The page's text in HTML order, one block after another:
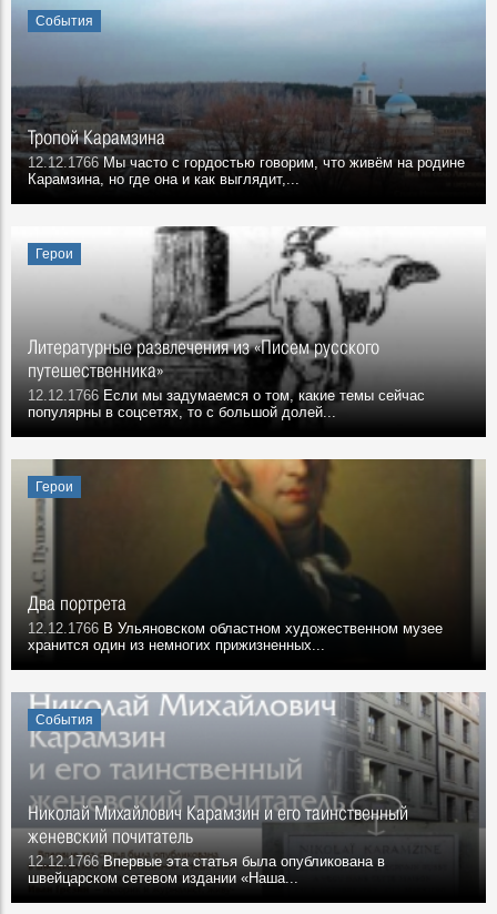
События
Тропой Карамзина
12.12.1766Мы часто с гордостью говорим, что живём на родине
Карамзина, но где она и как выглядит,...
Герои
Литературные развлечения из «Писем русского
путешественника»
12.12.1766 Если мы задумаемся о том, какие темы сейчас
популярны в соцсетях, то с большой долей...
Герои
Два портрета
12.12.1766 В Ульяновском областном художественном музее
хранится один из немногих прижизненных...
События
Николай Михайлович Карамзин и его таинственный
женевский почитатель
12.12.1766Впервые эта статья была опубликована в
швейцарском сетевом издании «Наша...